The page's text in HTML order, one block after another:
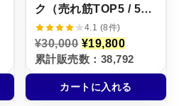
ク（売れ筋TOP5 / 5本
セット） 4.1 (8件)
¥30,000 元
の
価
格
は
¥
¥19,800現
在
の
価
格
は
累計販売数：38,792
カートに入れる